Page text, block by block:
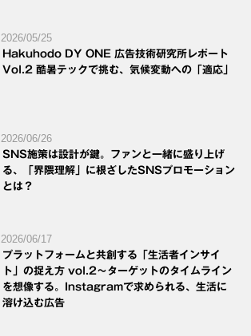
2026/05/25
Hakuhodo DY ONE 広告技術研究所レポート
Vol.2 酷暑テックで挑む、気候変動への「適応」
2026/06/26
SNS施策は設計が鍵。ファンと一緒に盛り上げ
る、「界隈理解」に根ざしたSNSプロモーション
とは？
2026/06/17
プラットフォームと共創する「生活者インサイ
ト」の捉え方 vol.2～ターゲットのタイムライン
を想像する。Instagramで求められる、生活に
溶け込む広告